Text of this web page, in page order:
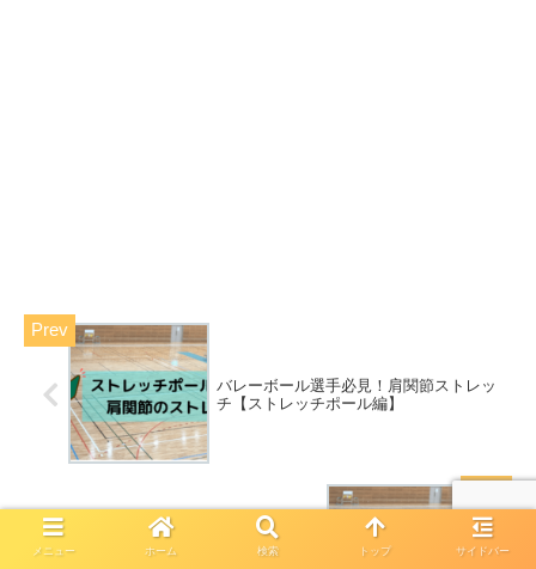
バレーボール選手必見！肩関節ストレッ
チ【ストレッチポール編】
【入門】バレーボール選手に必要な静的
メニュー ホーム 検索 トップ サイドバー